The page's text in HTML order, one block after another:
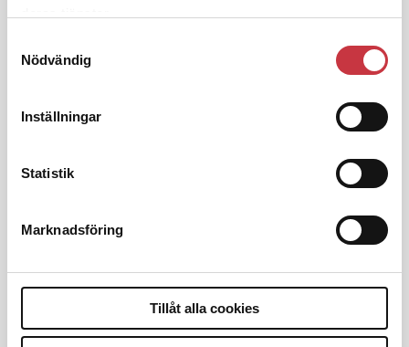
Nödvändig
Inställningar
Statistik
Marknadsföring
Tillåt alla cookies
8 juli 2026
Replik:Det är inte evidenskrav som
bakbinder polisen